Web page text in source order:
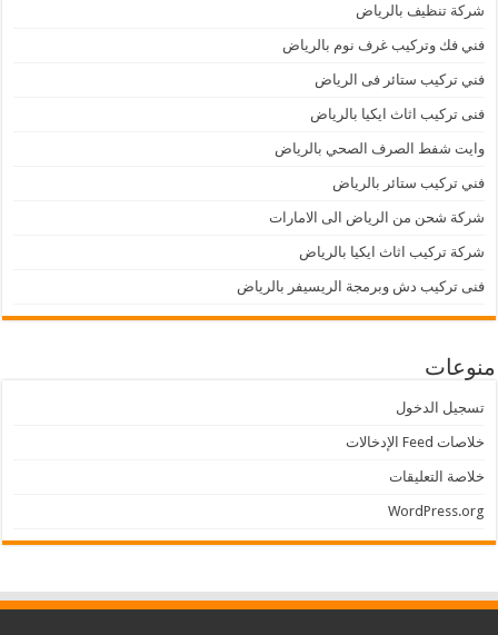
شركة تنظيف بالرياض
فني فك وتركيب غرف نوم بالرياض
فني تركيب ستائر فى الرياض
فنى تركيب اثاث ايكيا بالرياض
وايت شفط الصرف الصحي بالرياض
فني تركيب ستائر بالرياض
شركة شحن من الرياض الى الامارات
شركة تركيب اثاث ايكيا بالرياض
فنى تركيب دش وبرمجة الريسيفر بالرياض
منوعات
تسجيل الدخول
خلاصات Feed الإدخالات
خلاصة التعليقات
WordPress.org